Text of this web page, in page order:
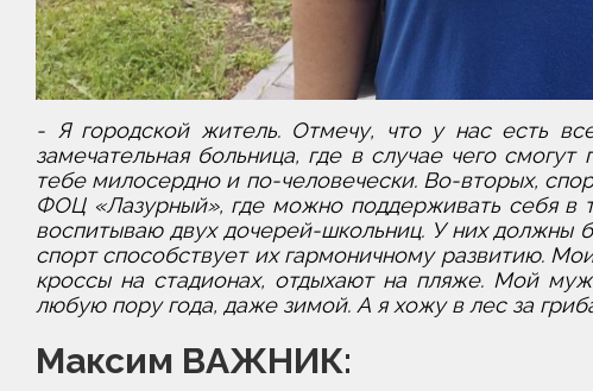
- Я городской житель. Отмечу, что у нас есть
замечательная больница, где в случае чего
тебе милосердно и по-человечески. Во-вторых,
ФОЦ «Лазурный», где можно поддерживать себя в
воспитываю двух дочерей-школьниц. У них должны
спорт способствует их гармоничному развитию.
кроссы на стадионах, отдыхают на пляже. Мой
любую пору года, даже зимой. А я хожу в лес за
Максим ВАЖНИК: